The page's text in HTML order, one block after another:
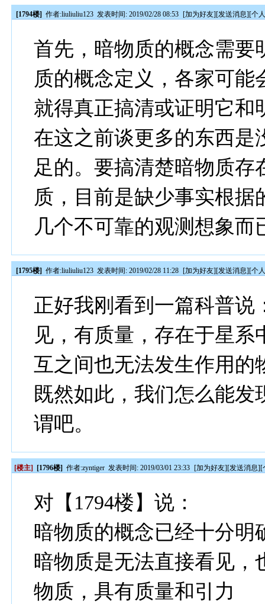
[1794楼] 作者:liuliuliu123 发表时间: 2019/02/28 08:53 [加为好友][发送消息][个
首先，暗物质的概念需要
质的概念定义，各家可
就得真正搞清或证明它和
在这之前谈更多的东西是
足的。要搞清楚暗物质
质，目前是缺少事实根
几个不可靠的观测想象而
[1795楼] 作者:liuliuliu123 发表时间: 2019/02/28 11:28 [加为好友][发送消息][个
正好我刚看到一篇科普说
见，有质量，存在于星
互之间也无法发生作用的
既然如此，我们怎么能
谓吧。
[楼主] [1796楼] 作者:zyntiger 发表时间: 2019/03/01 23:33 [加为好友][发送消息][
对【1794楼】说：
暗物质的概念已经十分明
暗物质是无法直接看见，
物质，具有质量和引力